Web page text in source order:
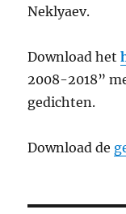
Neklyaev.
Download het
2008-2018”
gedichten.
Download de